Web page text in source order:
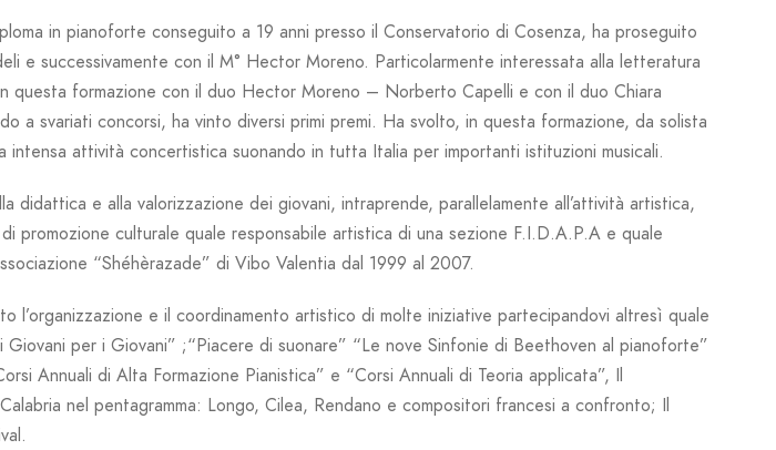
in pianoforte conseguito a 19 anni presso il Conservatorio di Cosenza, ha proseguito
e successivamente con il M° Hector Moreno. Particolarmente interessata alla letteratura
questa formazione con il duo Hector Moreno – Norberto Capelli e con il duo Chiara
a svariati concorsi, ha vinto diversi primi premi. Ha svolto, in questa formazione, da solista
intensa attività concertistica suonando in tutta Italia per importanti istituzioni musicali.
didattica e alla valorizzazione dei giovani, intraprende, parallelamente all’attività artistica,
promozione culturale quale responsabile artistica di una sezione F.I.D.A.P.A e quale
“Shéhèrazade” di Vibo Valentia dal 1999 al 2007.
l’organizzazione e il coordinamento artistico di molte iniziative partecipandovi altresì quale
Giovani per i Giovani” ;“Piacere di suonare” “Le nove Sinfonie di Beethoven al pianoforte”
Annuali di Alta Formazione Pianistica” e “Corsi Annuali di Teoria applicata”, Il
nel pentagramma: Longo, Cilea, Rendano e compositori francesi a confronto; Il
.